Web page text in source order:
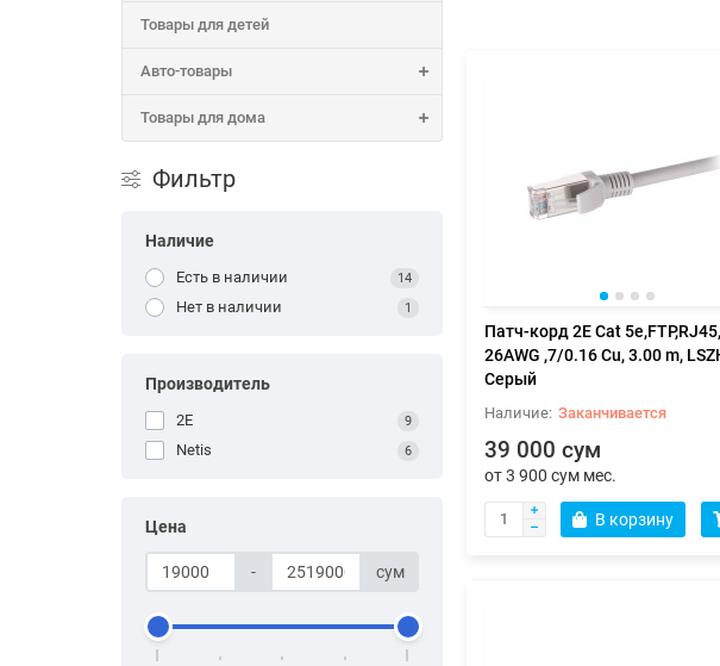
Товары для детей
Авто-товары
Товары для дома
Фильтр
Наличие
Есть в наличии 14
Нет в наличии 1
Производитель
2E 9
Netis 6
Цена
- сум
Патч-корд 2E Cat 5e,FTP,RJ45,
26AWG ,7/0.16 Cu, 3.00 m,
Серый
Заканчивается
39 000 сум
от 3 900 сум мес.
В корзину